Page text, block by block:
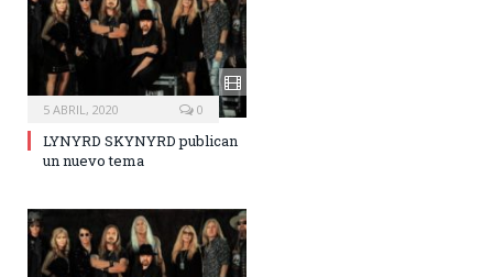
5 ABRIL, 2020 0
LYNYRD SKYNYRD publican
un nuevo tema